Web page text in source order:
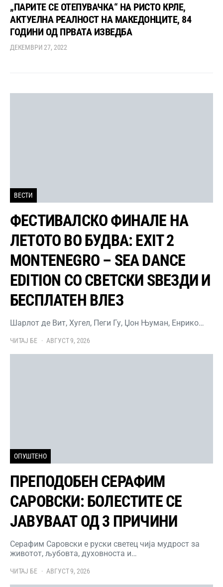
„ПАРИТЕ СЕ ОТЕПУВАЧКА“ НА РИСТО КРЛЕ,
АКТУЕЛНА РЕАЛНОСТ НА МАКЕДОНЦИТЕ, 84
ГОДИНИ ОД ПРВАТА ИЗВЕДБА
ДЕКЕМВРИ 27, 2022
ВЕСТИ
ФЕСТИВАЛСКО ФИНАЛЕ НА
ЛЕТОТО ВО БУДВА: EXIT 2
MONTENEGRO – SEA DANCE
EDITION СО СВЕТСКИ ЅВЕЗДИ И
БЕСПЛАТЕН ВЛЕЗ
Шарлот де Вит, Хугел, Пеги Гу, Џон Њуман, Енрико…
ЧИТАЈ БЕ АВГУСТ 9, 2026
ОПУШТЕНО
ПРЕПОДОБЕН СЕРАФИМ
САРОВСКИ: БОЛЕСТИТЕ СЕ
ЈАВУВААТ ОД 3 ПРИЧИНИ
Серафим Саровски е руски светец чија мудрост за
животот, љубовта, духовноста и…
ЧИТАЈ БЕ АВГУСТ 9, 2026